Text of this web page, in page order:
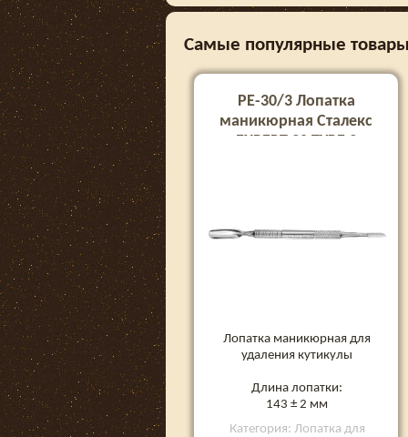
Самые популярные
PE-30/3 Лопатка
маникюрная Сталекс
EXPERT 30 TYPE 3
Лопатка маникюрная для
удаления кутикулы
Длина лопатки:
143 ± 2 мм
Категория: Лопатка для